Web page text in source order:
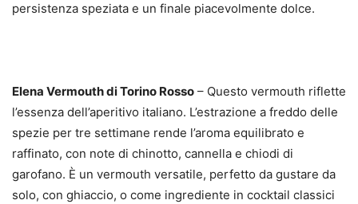
persistenza speziata e un finale piacevolmente dolce.
Elena Vermouth di Torino Rosso – Questo vermouth riflette
l’essenza dell’aperitivo italiano. L’estrazione a freddo delle
spezie per tre settimane rende l’aroma equilibrato e
raffinato, con note di chinotto, cannella e chiodi di
garofano. È un vermouth versatile, perfetto da gustare da
solo, con ghiaccio, o come ingrediente in cocktail classici